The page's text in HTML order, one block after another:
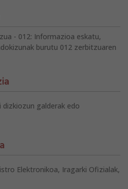
- 012: Informazioa eskatu,
burutu 012 zerbitzuaren
dizkiozun galderak edo
Elektronikoa, Iragarki Ofizialak,